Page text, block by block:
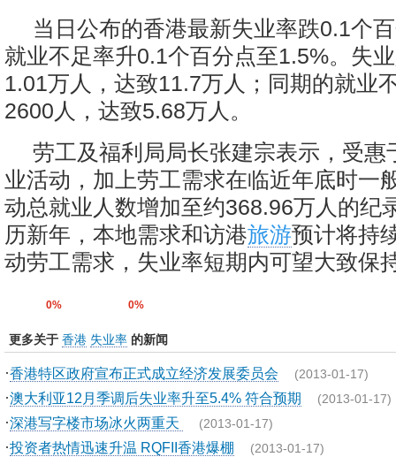
当日公布的香港最新失业率跌0.1个
就业不足率升0.1个百分点至1.5%。失
1.01万人，达致11.7万人；同期的就业
2600人，达致5.68万人。
劳工及福利局局长张建宗表示，受惠
业活动，加上劳工需求在临近年底时一
动总就业人数增加至约368.96万人的纪
历新年，本地需求和访港旅游预计将持
动劳工需求，失业率短期内可望大致保
0% 0%
更多关于 香港 失业率 的新闻
·香港特区政府宣布正式成立经济发展委员会 (2013-01-17)
·澳大利亚12月季调后失业率升至5.4% 符合预期 (2013-01-17)
·深港写字楼市场冰火两重天 (2013-01-17)
·投资者热情迅速升温 RQFII香港爆棚 (2013-01-17)